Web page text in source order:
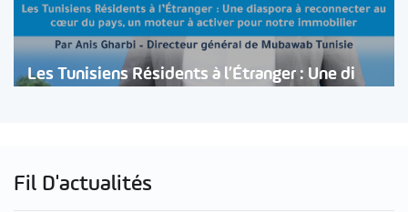
Les Tunisiens Résidents à l’Étranger : Une di
Fil D'actualités